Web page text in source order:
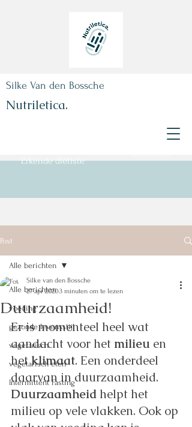
Silke Van den Bossche
Nutriletica.
Erkende diëtiste
Post
Alle berichten
voeding
gezonde levensstijl
vegetarisch
vegetarisch eten
Intermittent Fasting
Alle berichten
Duurzaamheid!
Silke van den Bossche
27 apr 20203 minuten om te lezen
Er is momenteel heel wat
aandacht voor het milieu en
het klimaat. Een onderdeel
daarvan in duurzaamheid.
Duurzaamheid helpt het
milieu op vele vlakken. Ook op